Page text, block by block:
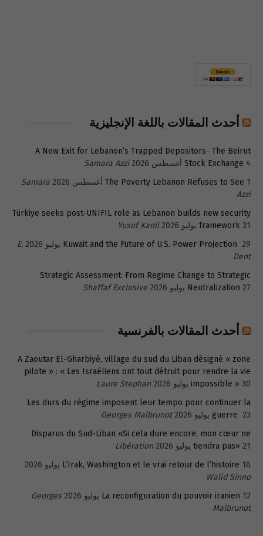
أحدث المقالات باللغة الإنجليزية
A New Exit for Lebanon’s Trapped Depositors- The Beirut
Stock Exchange 4 أغسطس 2026
Samara Azzi
The Poverty Lebanon Refuses to See 1 أغسطس 2026
Samara
Azzi
Türkiye seeks post-UNIFIL role as Lebanon builds new security
framework 31 يوليو 2026
Yusuf Kanli
Kuwait and the Future of U.S. Power Projection 29 يوليو 2026
E.
Dent
Strategic Assessment: From Regime Change to Strategic
Neutralization 27 يوليو 2026 Shaffaf Exclusive
أحدث المقالات بالفرنسية
A Zaoutar El-Gharbiyé, village du sud du Liban désigné « zone
pilote » : « Les Israéliens ont tout détruit pour rendre la vie
impossible » 30 يوليو 2026
Laure Stephan
Les durs du régime imposent leur tempo pour continuer la
guerre 23 يوليو 2026
Georges Malbrunot
Disparus du Sud-Liban «Si cela dure encore, mon cœur ne
tiendra pas» 21 يوليو 2026
Libération
L’Irak, Washington et le vrai retour de l’histoire 16 يوليو 2026
Walid Sinno
La reconfiguration du pouvoir iranien 12 يوليو 2026
Georges
Malbrunot